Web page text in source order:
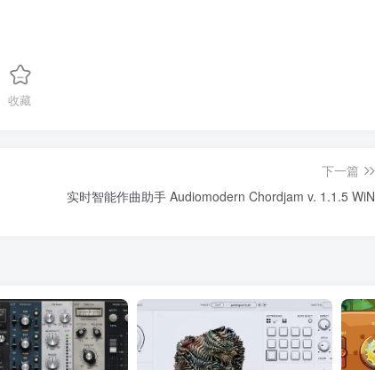
收藏
下一篇
实时智能作曲助手 Audiomodern Chordjam v. 1.1.5 WiN